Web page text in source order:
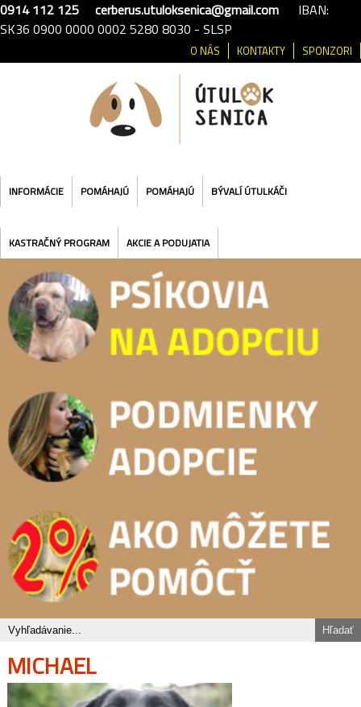
0914 112 125 cerberus.utuloksenica@gmail.com IBAN:
SK36 0900 0000 0002 5280 8030 - SLSP
SPONZORI
KONTAKTY
O NÁS
INFORMÁCIE POMÁHAJÚ POMÁHAJÚ BÝVALÍ ÚTULKÁČI
KASTRAČNÝ PROGRAM AKCIE A PODUJATIA
MICHAEL